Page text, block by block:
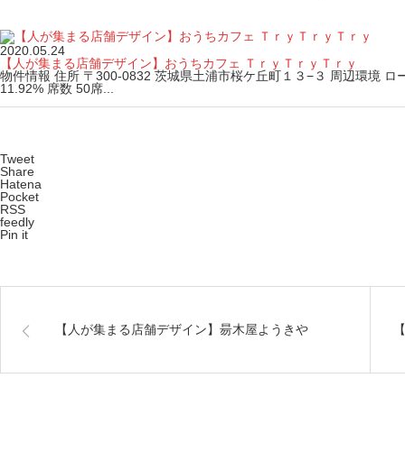
2020.05.24
【人が集まる店舗デザイン】おうちカフェ ＴｒｙＴｒｙＴｒｙ
物件情報 住所 〒300-0832 茨城県土浦市桜ケ丘町１３−３ 周辺環境
11.92% 席数 50席...
Tweet
Share
Hatena
Pocket
RSS
feedly
Pin it
【人が集まる店舗デザイン】昜木屋ようきや